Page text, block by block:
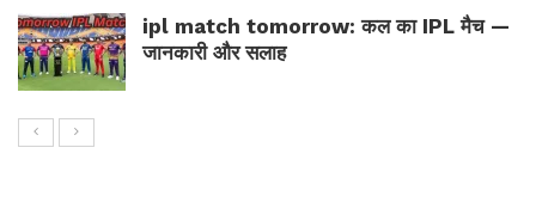
ipl match tomorrow: कल का IPL मैच —
जानकारी और सलाह